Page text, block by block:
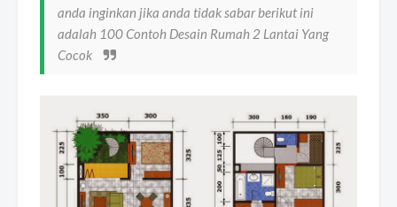
anda inginkan jika anda tidak sabar berikut ini
adalah 100 Contoh Desain Rumah 2 Lantai Yang
Cocok